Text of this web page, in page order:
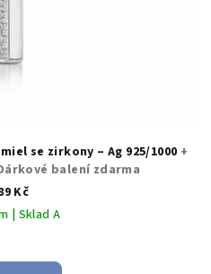
se zirkony – Ag 925/1000 +
balení zdarma
Kč
| Sklad A